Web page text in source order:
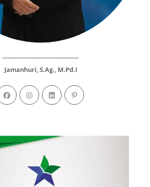
Jamanhuri, S.Ag., M.Pd.I